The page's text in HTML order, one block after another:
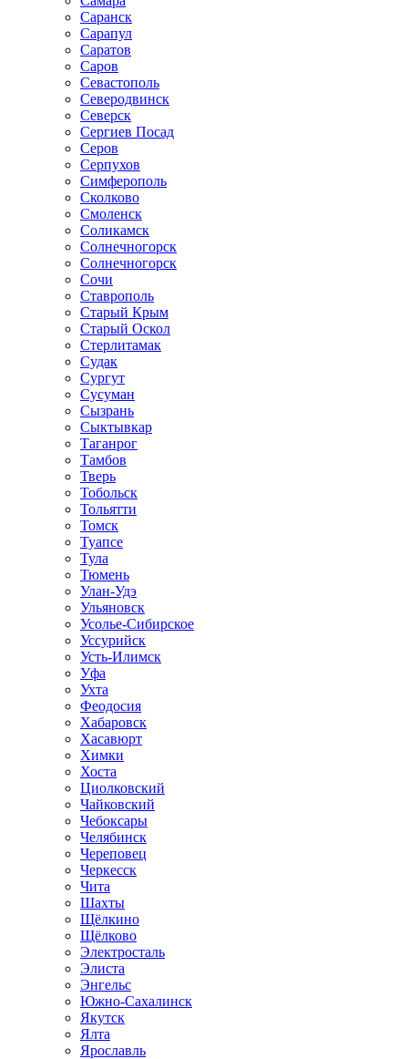
Саранск
Сарапул
Саратов
Саров
Севастополь
Северодвинск
Северск
Сергиев Посад
Серов
Серпухов
Симферополь
Сколково
Смоленск
Соликамск
Солнечногорск
Солнечногорск
Сочи
Ставрополь
Старый Крым
Старый Оскол
Стерлитамак
Судак
Сургут
Сусуман
Сызрань
Сыктывкар
Таганрог
Тамбов
Тверь
Тобольск
Тольятти
Томск
Туапсе
Тула
Тюмень
Улан-Удэ
Ульяновск
Усолье-Сибирское
Уссурийск
Усть-Илимск
Уфа
Ухта
Феодосия
Хабаровск
Хасавюрт
Химки
Хоста
Циолковский
Чайковский
Чебоксары
Челябинск
Череповец
Черкесск
Чита
Шахты
Щёлкино
Щёлково
Электросталь
Элиста
Энгельс
Южно-Сахалинск
Якутск
Ялта
Ярославль